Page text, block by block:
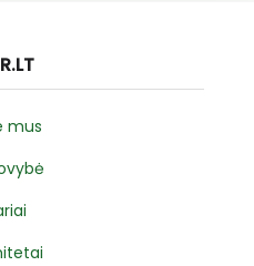
mus